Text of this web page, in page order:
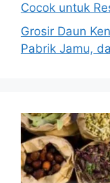
Cocok untuk
Grosir Daun
Pabrik Jamu,